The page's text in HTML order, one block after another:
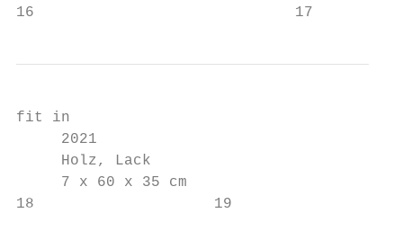
16                             17
fit in
     2021
     Holz, Lack
     7 x 60 x 35 cm
18                    19